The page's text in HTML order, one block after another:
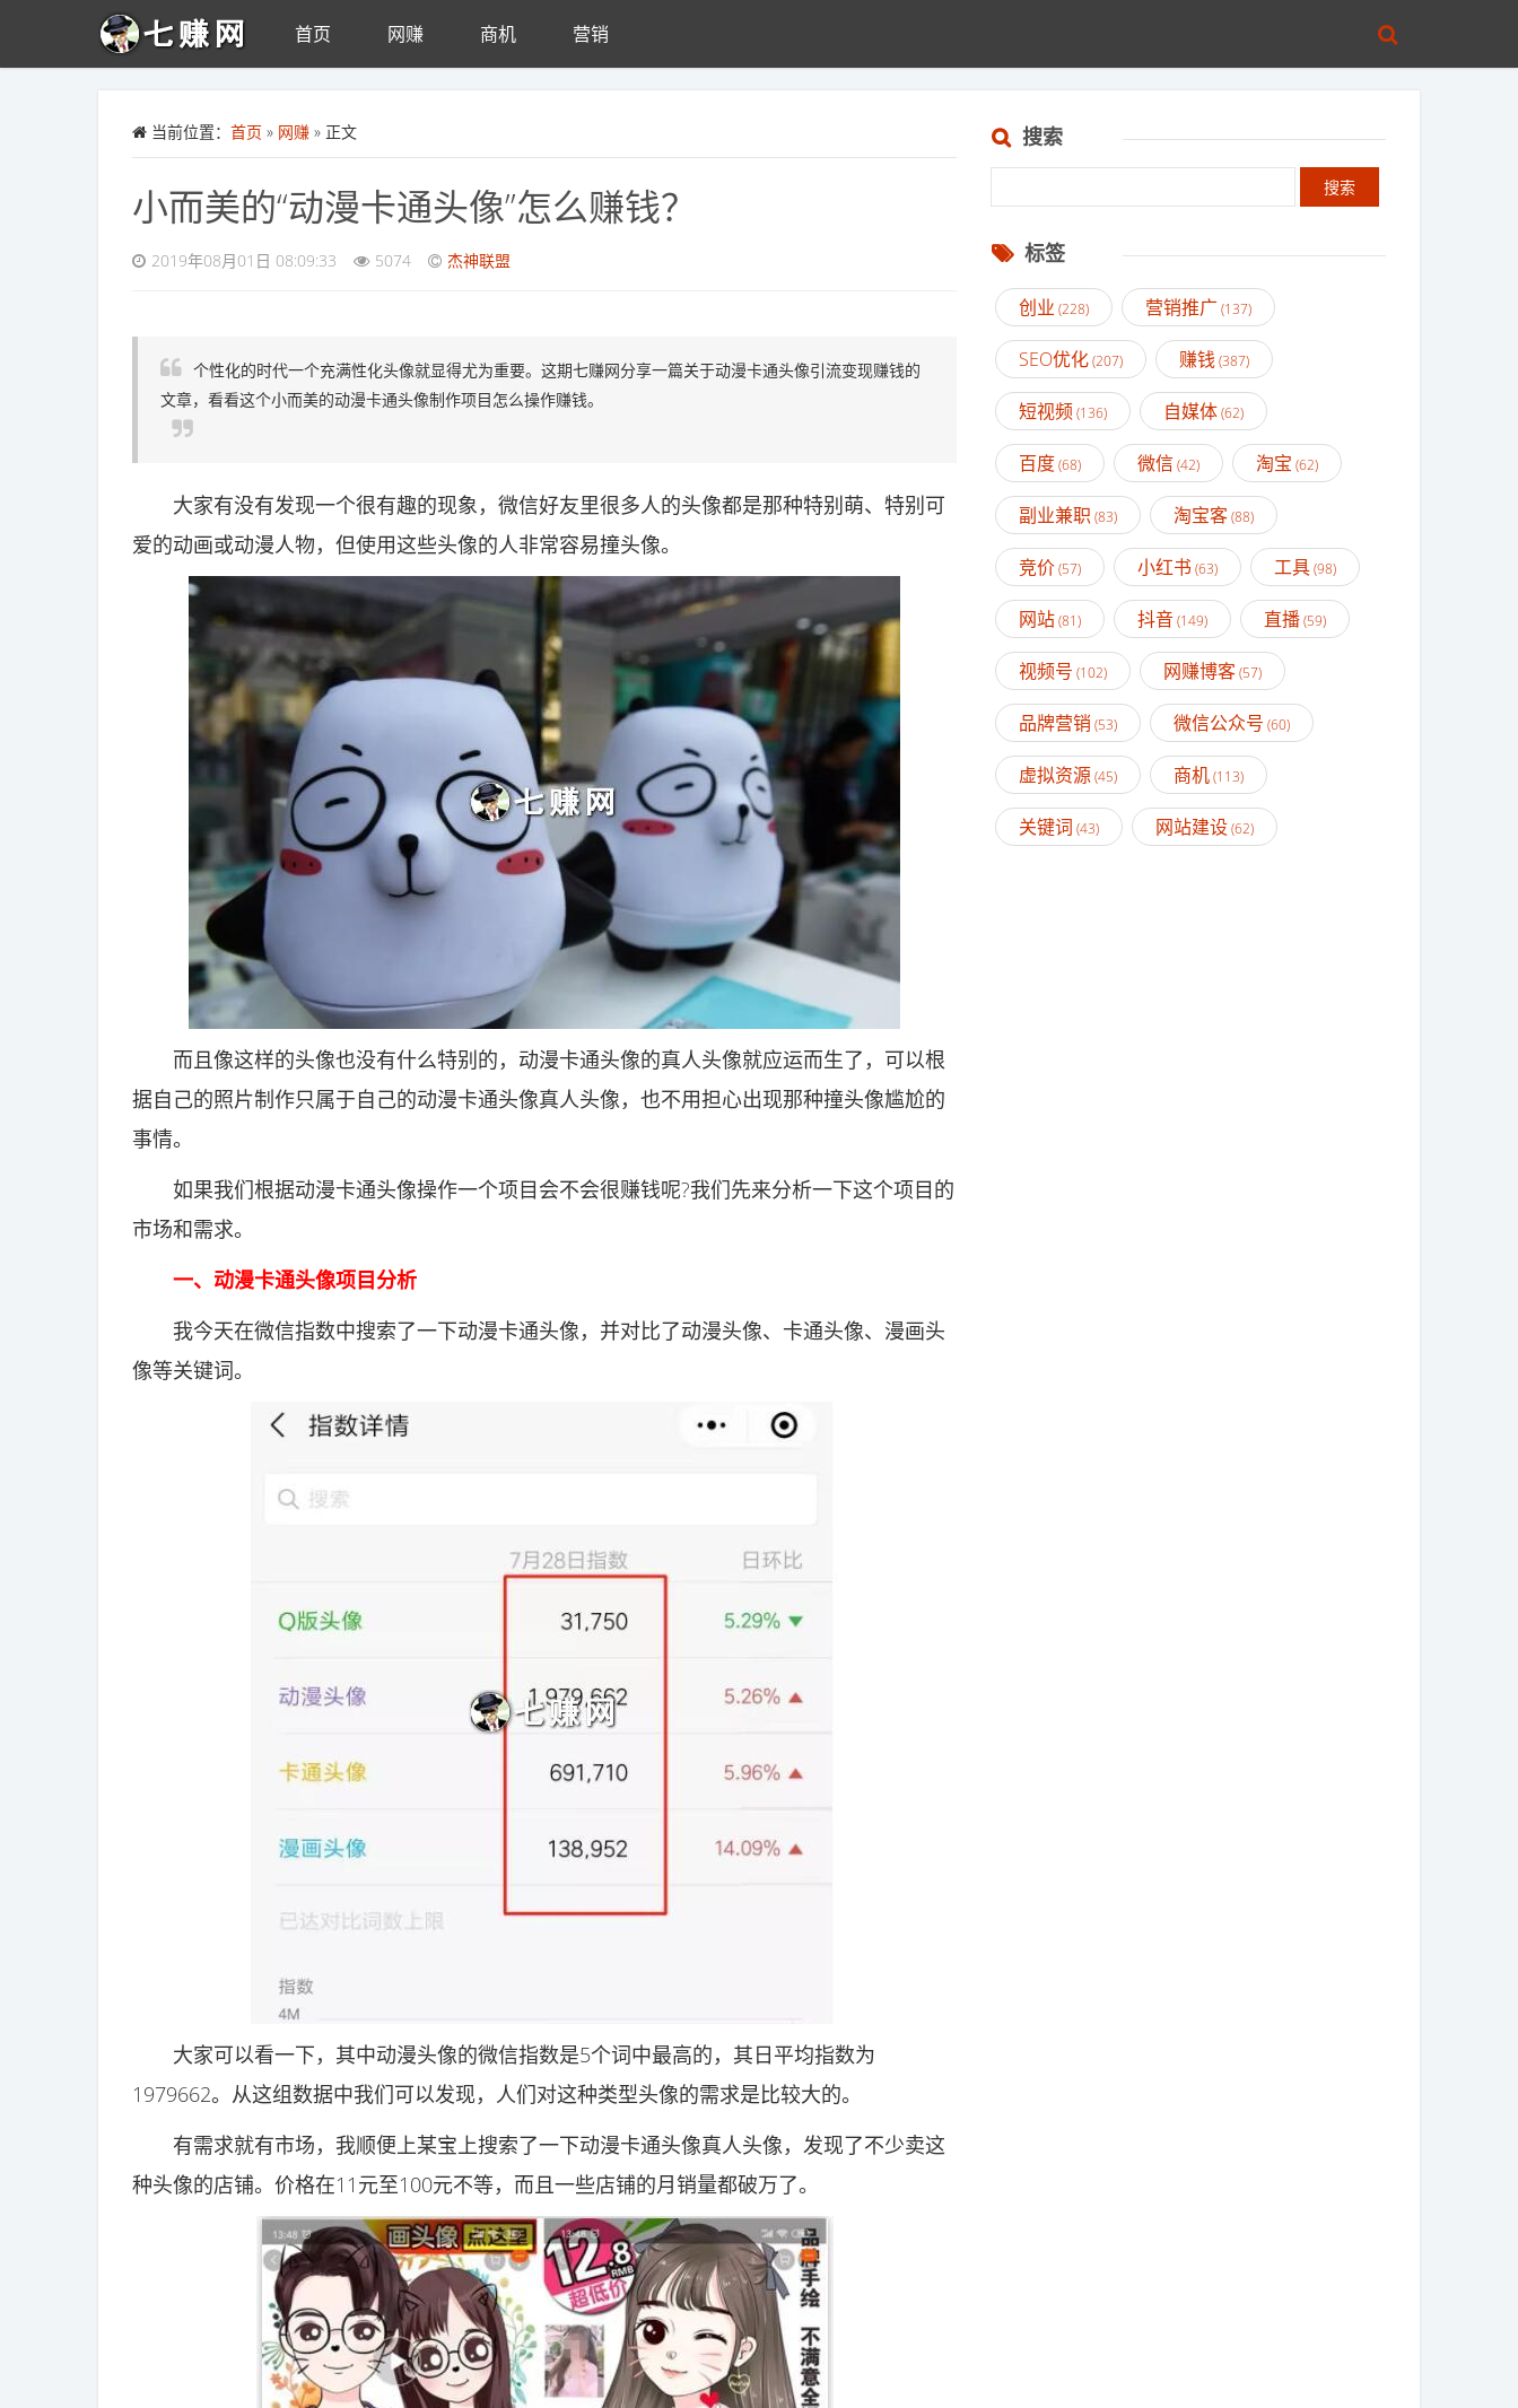
首页 网赚 商机 营销
当前位置： 首页 » 网赚 » 正文
小而美的“动漫卡通头像”怎么赚钱？
2019年08月01日 08:09:33 5074 杰神联盟
个性化的时代一个充满性化头像就显得尤为重要。这期七赚网分享一篇关于动漫卡通头像引流变现赚钱的
文章，看看这个小而美的动漫卡通头像制作项目怎么操作赚钱。
大家有没有发现一个很有趣的现象，微信好友里很多人的头像都是那种特别萌、特别可
爱的动画或动漫人物，但使用这些头像的人非常容易撞头像。
而且像这样的头像也没有什么特别的，动漫卡通头像的真人头像就应运而生了，可以根
据自己的照片制作只属于自己的动漫卡通头像真人头像，也不用担心出现那种撞头像尴尬的
事情。
如果我们根据动漫卡通头像操作一个项目会不会很赚钱呢?我们先来分析一下这个项目的
市场和需求。
一、动漫卡通头像项目分析
我今天在微信指数中搜索了一下动漫卡通头像，并对比了动漫头像、卡通头像、漫画头
像等关键词。
大家可以看一下，其中动漫头像的微信指数是5个词中最高的，其日平均指数为
1979662。从这组数据中我们可以发现，人们对这种类型头像的需求是比较大的。
有需求就有市场，我顺便上某宝上搜索了一下动漫卡通头像真人头像，发现了不少卖这
种头像的店铺。价格在11元至100元不等，而且一些店铺的月销量都破万了。
搜索
标签
创业 (228) 营销推广 (137)
SEO优化(207) 赚钱(387)
短视频(136) 自媒体(62)
百度(68) 微信(42) 淘宝 (62)
副业兼职 (83) 淘宝客(88)
竞价(57) 小红书 (63) 工具(98)
网站(81) 抖音(149) 直播(59)
视频号 (102) 网赚博客(57)
品牌营销 (53) 微信公众号 (60)
虚拟资源(45) 商机(113)
关键词 (43) 网站建设(62)